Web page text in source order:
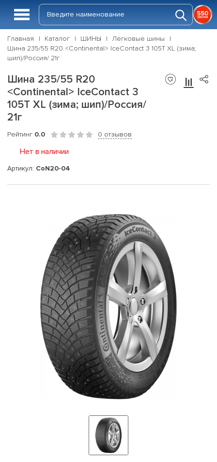
Главная Каталог ШИНЫ
Легковые шины
Шина 235/55 R20 <Continental> IceContact 3 105T XL (зима;
шип)/Россия/ 21г
Шина 235/55 R20
<Continental> IceContact 3
105T XL (зима; шип)/Россия/
21г
Рейтинг 0.0 0 отзывов
Нет в наличии
Артикул: CoN20-04